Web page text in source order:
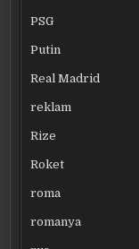
PSG
Putin
Real Madrid
reklam
Rize
Roket
roma
romanya